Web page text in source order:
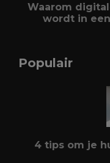
Waarom
wordt in
Populair
4 tips om je